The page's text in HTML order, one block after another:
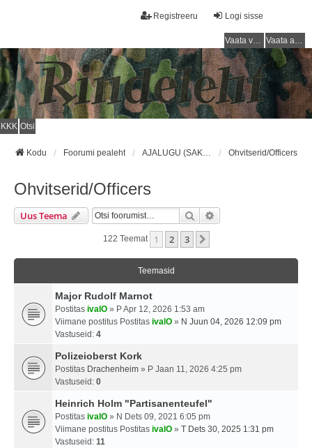
Logi sisse
Registreeru
Vaata vastamata teemasi Vaata aktiivseid teemasid
KKK Otsi
Kodu Foorumi pealeht AJALUGU (SAKSA SÕJAVÄGI) / HISTORY (GERMAN ARMY) Ohvitserid/Officers
Ohvitserid/Officers
Uus Teema Otsi
122 Teemat 1 2 3
Teemasid
Major Rudolf Marnot
Postitas ivalO » P Apr 12, 2026 1:53 am
Viimane postitus Postitas ivalO » N Juun 04, 2026 12:09 pm
Vastuseid: 4
Polizeioberst Kork
Postitas Drachenheim » P Jaan 11, 2026 4:25 pm
Vastuseid: 0
Heinrich Holm "Partisanenteufel"
Postitas ivalO » N Dets 09, 2021 6:05 pm
Viimane postitus Postitas ivalO » T Dets 30, 2025 1:31 pm
Vastuseid: 11